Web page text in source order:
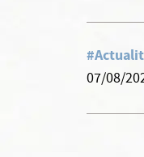
07/08/